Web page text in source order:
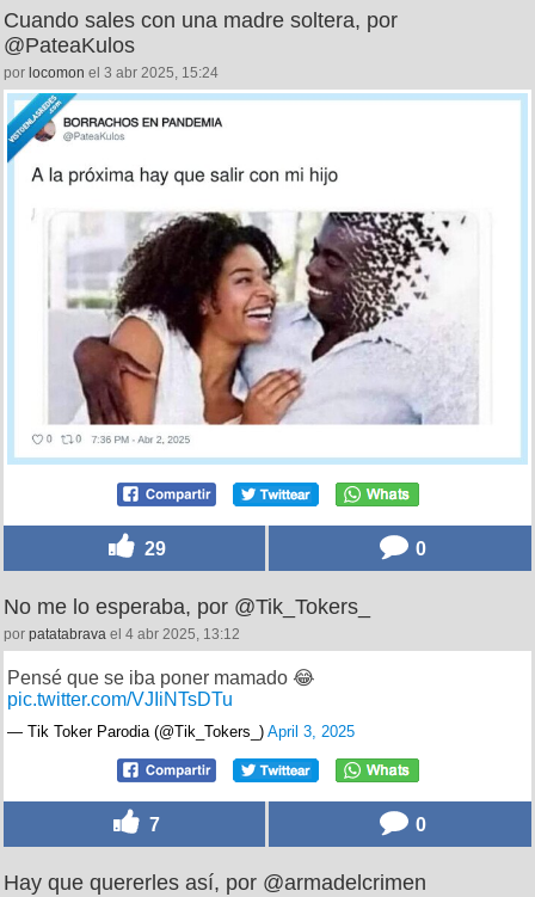
Cuando sales con una madre soltera, por
@PateaKulos
por locomon el 3 abr 2025, 15:24
29 0
No me lo esperaba, por @Tik_Tokers_
por patatabrava el 4 abr 2025, 13:12
Pensé que se iba poner mamado 😂
pic.twitter.com/VJIiNTsDTu
— Tik Toker Parodia (@Tik_Tokers_) April 3, 2025
7 0
Hay que quererles así, por @armadelcrimen